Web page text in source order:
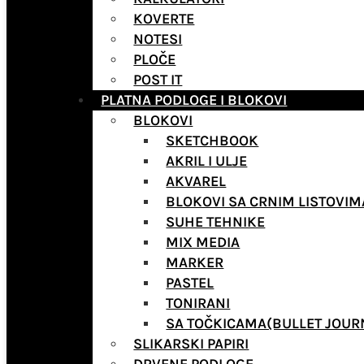
KOVERTE
NOTESI
PLOČE
POST IT
PLATNA PODLOGE I BLOKOVI
BLOKOVI
SKETCHBOOK
AKRIL I ULJE
AKVAREL
BLOKOVI SA CRNIM
SUHE TEHNIKE
MIX MEDIA
MARKER
PASTEL
TONIRANI
SA TOČKICAMA(BULLET
SLIKARSKI PAPIRI